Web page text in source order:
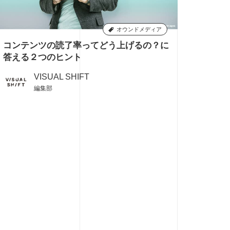
オウンドメディア
コンテンツの読了率ってどう上げるの？に
答える２つのヒント
VISUAL SHIFT
編集部